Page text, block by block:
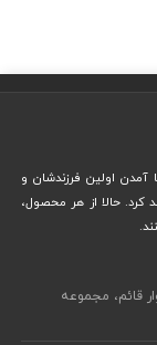
ست که از سال 92 با به دنیا آمدن اولین فرزندشان و
کرد. حالا از هر محصول،
قائم، مجموعه